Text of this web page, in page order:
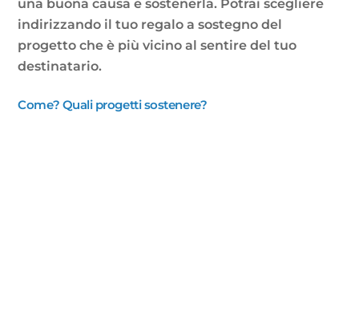
una buona causa e sostenerla. Potrai scegliere
indirizzando il tuo regalo a sostegno del
progetto che è più vicino al sentire del tuo
destinatario.
Come? Quali progetti sostenere?